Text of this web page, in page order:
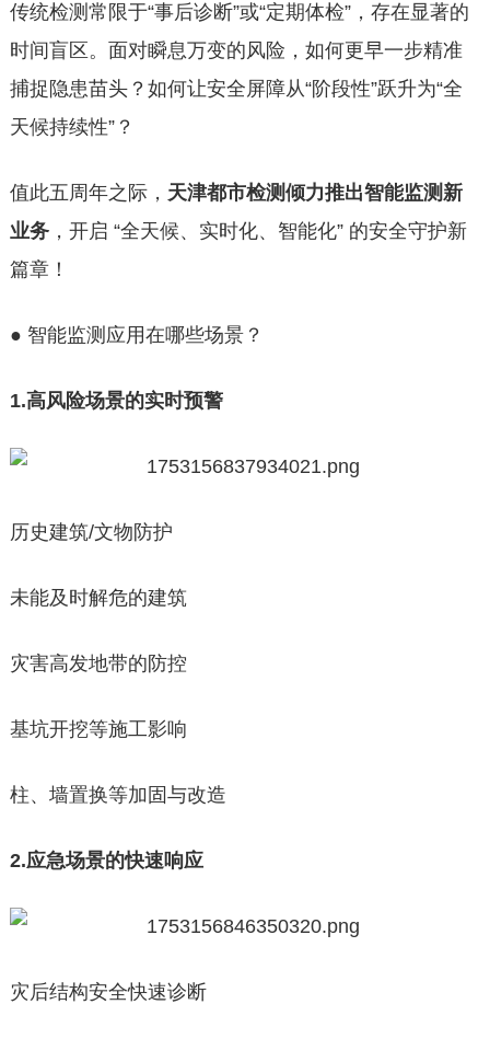
传统检测常限于“事后诊断”或“定期体检”，存在显著的
时间盲区。面对瞬息万变的风险，如何更早一步精准
捕捉隐患苗头？如何让安全屏障从“阶段性”跃升为“全
天候持续性”？
值此五周年之际， 天津都市检测倾力推出智能监测新
业务，开启 “全天候、实时化、智能化” 的安全守护新
篇章！
● 智能监测应用在哪些场景？
1.高风险场景的实时预警
历史建筑/文物防护
未能及时解危的建筑
灾害高发地带的防控
基坑开挖等施工影响
柱、墙置换等加固与改造
2.应急场景的快速响应
灾后结构安全快速诊断